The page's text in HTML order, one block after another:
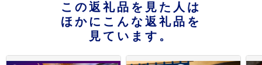
この返礼品を見た人は
ほかにこんな返礼品を
見ています。